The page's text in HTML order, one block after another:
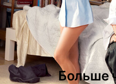
Больше